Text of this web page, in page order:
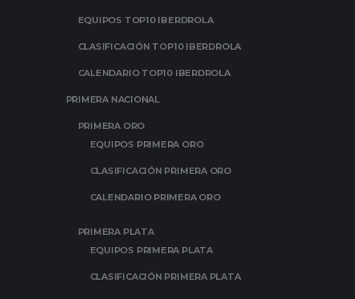
EQUIPOS TOP10 IBERDROLA
CLASIFICACIÓN TOP10 IBERDROLA
CALENDARIO TOP10 IBERDROLA
PRIMERA NACIONAL
PRIMERA ORO
EQUIPOS PRIMERA ORO
CLASIFICACIÓN PRIMERA ORO
CALENDARIO PRIMERA ORO
PRIMERA PLATA
EQUIPOS PRIMERA PLATA
CLASIFICACIÓN PRIMERA PLATA